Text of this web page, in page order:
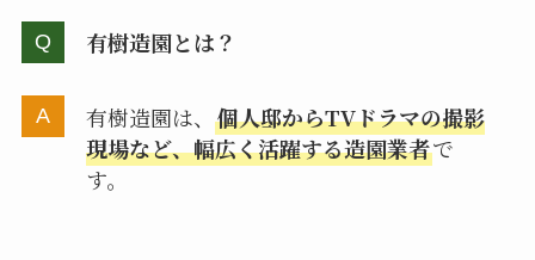
有樹造園とは？
有樹造園は、 個人邸からTVドラマの撮影
現場など、幅広く活躍する造園業者で
す。